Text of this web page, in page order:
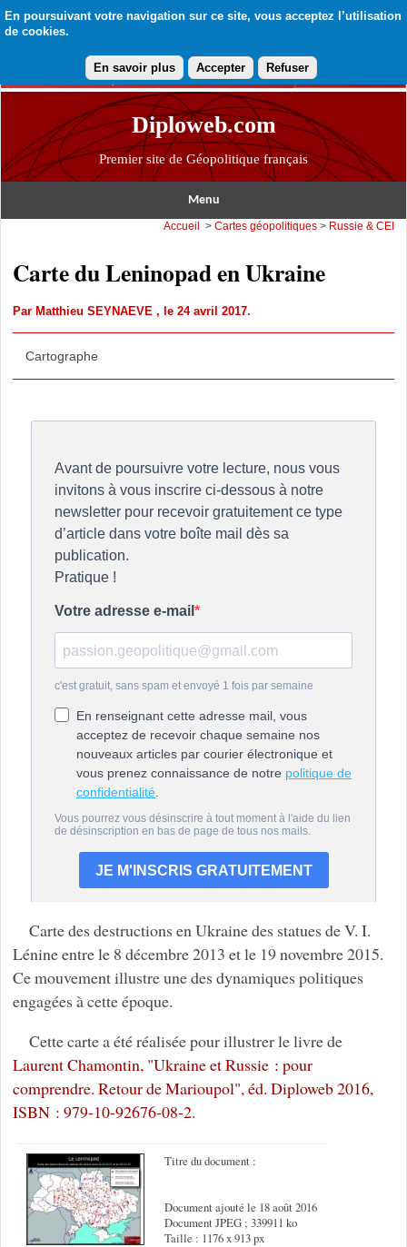
En poursuivant votre navigation sur ce site, vous acceptez l’utilisation
de cookies.
En savoir plus Accepter Refuser
Diploweb.com
Premier site de Géopolitique français
Menu
Accueil >Cartes géopolitiques > Russie & CEI
Carte du Leninopad en Ukraine
Par Matthieu SEYNAEVE , le 24 avril 2017.
Cartographe
Carte des destructions en Ukraine des statues de V. I.
Lénine entre le 8 décembre 2013 et le 19 novembre 2015.
Ce mouvement illustre une des dynamiques politiques
engagées à cette époque.
Cette carte a été réalisée pour illustrer le livre de
Laurent Chamontin, "Ukraine et Russie : pour
comprendre. Retour de Marioupol", éd. Diploweb 2016,
ISBN : 979-10-92676-08-2.
Titre du document :
Document ajouté le 18 août 2016
Document JPEG ; 339911 ko
Taille : 1176 x 913 px